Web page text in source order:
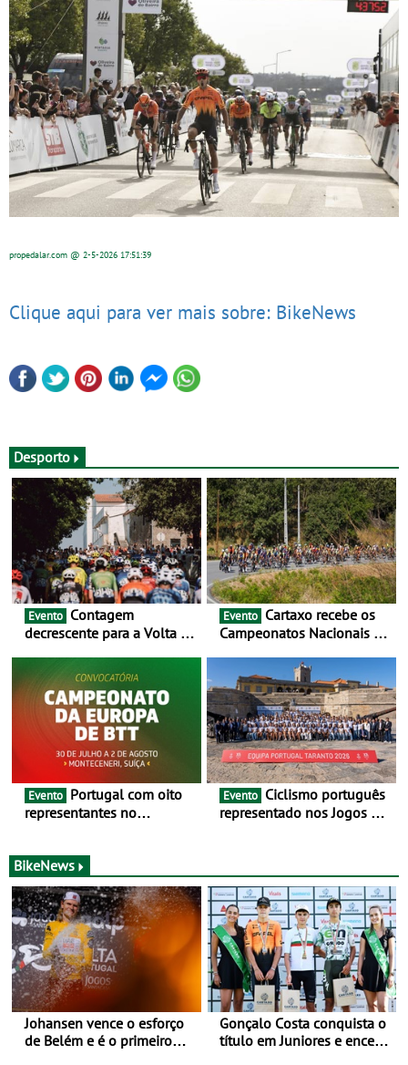
propedalar.com @ 2-5-2026 17:51:39
Clique aqui para ver mais sobre: BikeNews
Desporto
Evento
decrescente para a Volta a
as 17 equipas de 2026
Evento
Campeonatos Nacionais da
julho e 2 de agosto
Evento
representantes no
de agosto, em
Monteceneri, na Suíça
Evento
representado nos Jogos do
BikeNews
Johansen vence o esforço
de Belém e é o primeiro
Gonçalo Costa conquista o
título em Juniores e encerra